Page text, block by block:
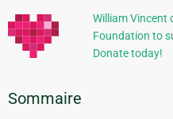
William Vincent
Foundation to
Donate today!
Sommaire